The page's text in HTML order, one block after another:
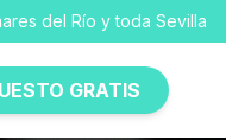
del Río y toda Sevilla
GRATIS